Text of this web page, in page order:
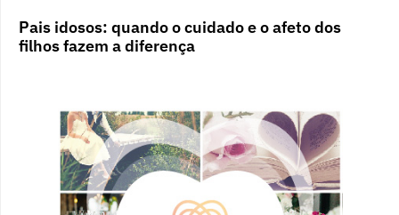
Pais idosos: quando o cuidado e o afeto dos
filhos fazem a diferença